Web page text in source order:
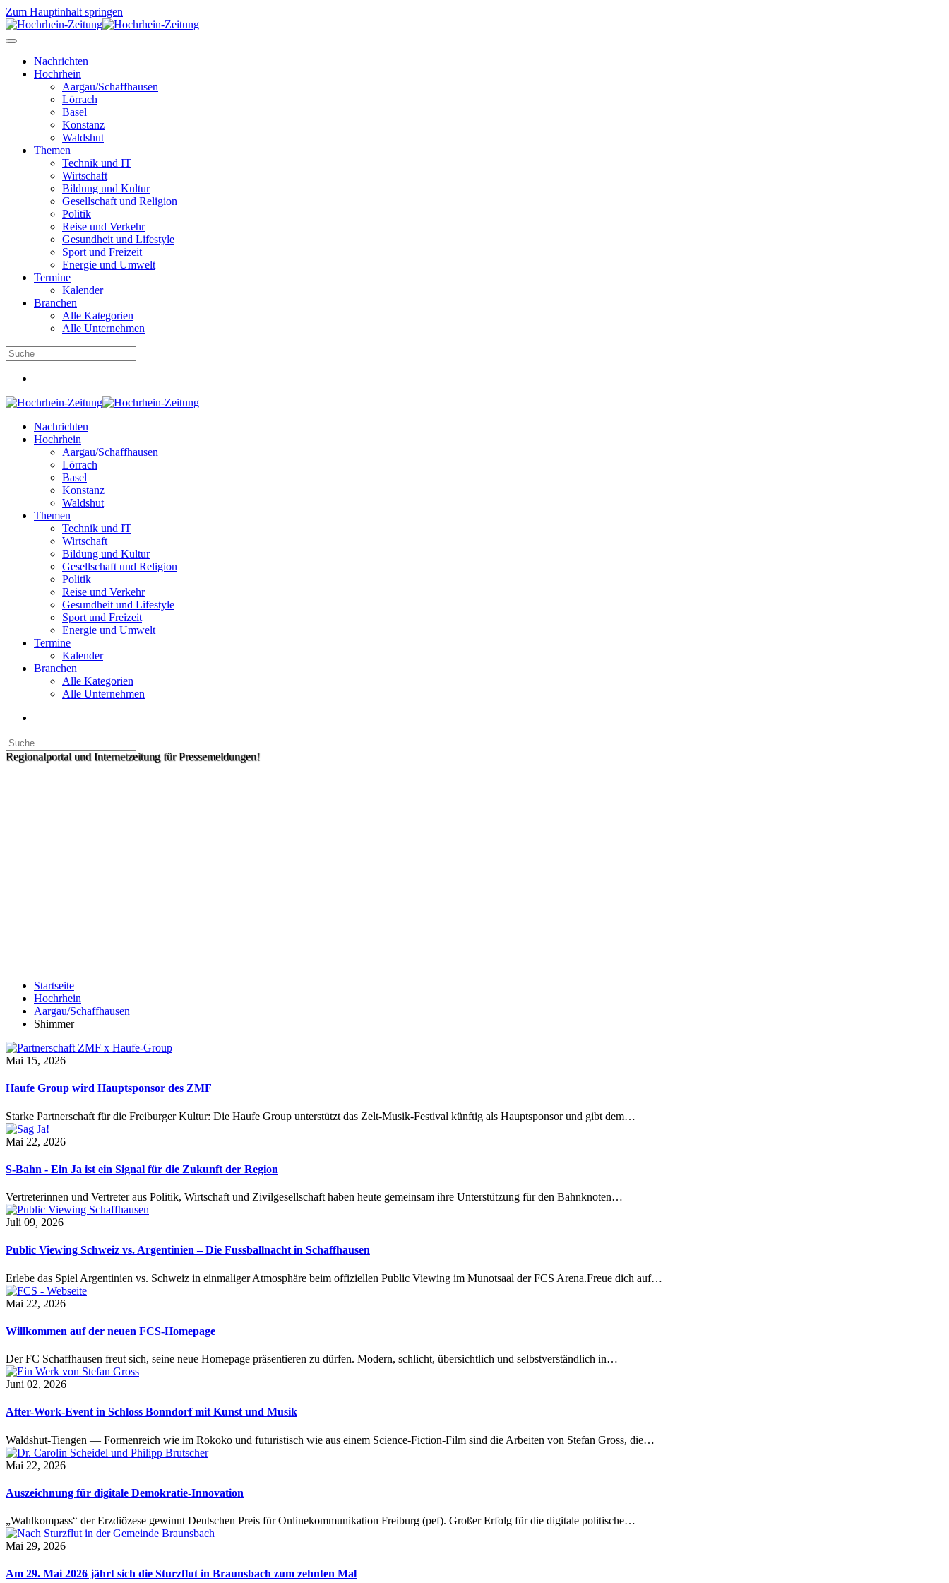
Zum Hauptinhalt springen
Nachrichten
Hochrhein
Aargau/Schaffhausen
Lörrach
Basel
Konstanz
Waldshut
Themen
Technik und IT
Wirtschaft
Bildung und Kultur
Gesellschaft und Religion
Politik
Reise und Verkehr
Gesundheit und Lifestyle
Sport und Freizeit
Energie und Umwelt
Termine
Kalender
Branchen
Alle Kategorien
Alle Unternehmen
Nachrichten
Hochrhein
Aargau/Schaffhausen
Lörrach
Basel
Konstanz
Waldshut
Themen
Technik und IT
Wirtschaft
Bildung und Kultur
Gesellschaft und Religion
Politik
Reise und Verkehr
Gesundheit und Lifestyle
Sport und Freizeit
Energie und Umwelt
Termine
Kalender
Branchen
Alle Kategorien
Alle Unternehmen
Regionalportal und Internetzeitung für Pressemeldungen!
Startseite
Hochrhein
Aargau/Schaffhausen
Shimmer
Mai 15, 2026
Haufe Group wird Hauptsponsor des ZMF
Starke Partnerschaft für die Freiburger Kultur: Die Haufe Group unterstützt das Zelt-Musik-Festival künftig als Hauptsponsor und gibt dem…
Mai 22, 2026
S-Bahn - Ein Ja ist ein Signal für die Zukunft der Region
Vertreterinnen und Vertreter aus Politik, Wirtschaft und Zivilgesellschaft haben heute gemeinsam ihre Unterstützung für den Bahnknoten…
Juli 09, 2026
Public Viewing Schweiz vs. Argentinien – Die Fussballnacht in Schaffhausen
Erlebe das Spiel Argentinien vs. Schweiz in einmaliger Atmosphäre beim offiziellen Public Viewing im Munotsaal der FCS Arena.Freue dich auf…
Mai 22, 2026
Willkommen auf der neuen FCS-Homepage
Der FC Schaffhausen freut sich, seine neue Homepage präsentieren zu dürfen. Modern, schlicht, übersichtlich und selbstverständlich in…
Juni 02, 2026
After-Work-Event in Schloss Bonndorf mit Kunst und Musik
Waldshut-Tiengen — Formenreich wie im Rokoko und futuristisch wie aus einem Science-Fiction-Film sind die Arbeiten von Stefan Gross, die…
Mai 22, 2026
Auszeichnung für digitale Demokratie-Innovation
„Wahlkompass“ der Erzdiözese gewinnt Deutschen Preis für Onlinekommunikation Freiburg (pef). Großer Erfolg für die digitale politische…
Mai 29, 2026
Am 29. Mai 2026 jährt sich die Sturzflut in Braunsbach zum zehnten Mal